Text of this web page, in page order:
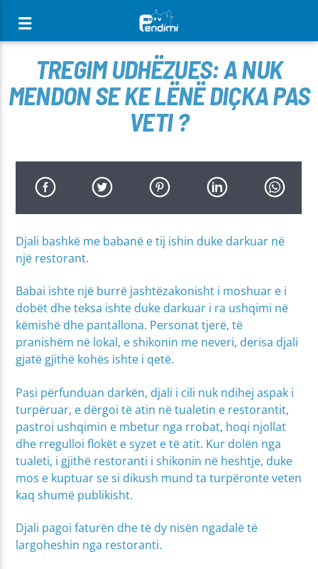
TREGIM UDHËZUES: A NUK
MENDON SE KE LËNË DIÇKA PAS
VETI ?
Djali bashkë me babanë e tij ishin duke darkuar në
një restorant.
Babai ishte një burrë jashtëzakonisht i moshuar e i
dobët dhe teksa ishte duke darkuar i ra ushqimi në
këmishë dhe pantallona. Personat tjerë, të
pranishëm në lokal, e shikonin me neveri, derisa djali
gjatë gjithë kohës ishte i qetë.
Pasi përfunduan darkën, djali i cili nuk ndihej aspak i
turpëruar, e dërgoi të atin në tualetin e restorantit,
pastroi ushqimin e mbetur nga rrobat, hoqi njollat
dhe rregulloi flokët e syzet e të atit. Kur dolën nga
tualeti, i gjithë restoranti i shikonin në heshtje, duke
mos e kuptuar se si dikush mund ta turpëronte veten
kaq shumë publikisht.
Djali pagoi faturën dhe të dy nisën ngadalë të
largoheshin nga restoranti.